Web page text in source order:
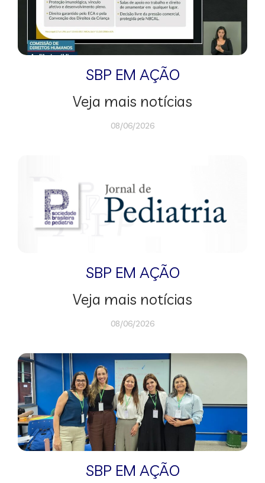
SBP EM AÇÃO
Veja mais notícias
08/06/2026
SBP EM AÇÃO
Veja mais notícias
08/06/2026
SBP EM AÇÃO